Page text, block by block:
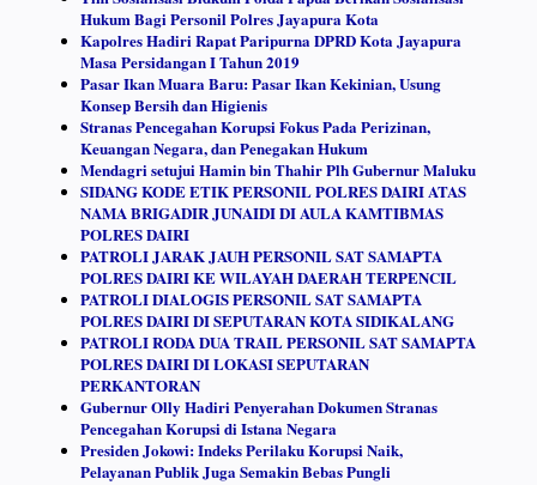
Hukum Bagi Personil Polres Jayapura Kota
Kapolres Hadiri Rapat Paripurna DPRD Kota Jayapura
Masa Persidangan I Tahun 2019
Pasar Ikan Muara Baru: Pasar Ikan Kekinian, Usung
Konsep Bersih dan Higienis
Stranas Pencegahan Korupsi Fokus Pada Perizinan,
Keuangan Negara, dan Penegakan Hukum
Mendagri setujui Hamin bin Thahir Plh Gubernur Maluku
SIDANG KODE ETIK PERSONIL POLRES DAIRI ATAS
NAMA BRIGADIR JUNAIDI DI AULA KAMTIBMAS
POLRES DAIRI
PATROLI JARAK JAUH PERSONIL SAT SAMAPTA
POLRES DAIRI KE WILAYAH DAERAH TERPENCIL
PATROLI DIALOGIS PERSONIL SAT SAMAPTA
POLRES DAIRI DI SEPUTARAN KOTA SIDIKALANG
PATROLI RODA DUA TRAIL PERSONIL SAT SAMAPTA
POLRES DAIRI DI LOKASI SEPUTARAN
PERKANTORAN
Gubernur Olly Hadiri Penyerahan Dokumen Stranas
Pencegahan Korupsi di Istana Negara
Presiden Jokowi: Indeks Perilaku Korupsi Naik,
Pelayanan Publik Juga Semakin Bebas Pungli